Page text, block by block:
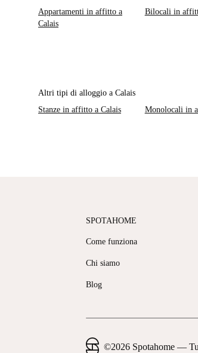
Appartamenti in affitto a
Calais
Bilocali in
Altri tipi di alloggio a Calais
Stanze in affitto a Calais
Monolocali in
SPOTAHOME
Come funziona
Chi siamo
Blog
©2026 Spotahome —